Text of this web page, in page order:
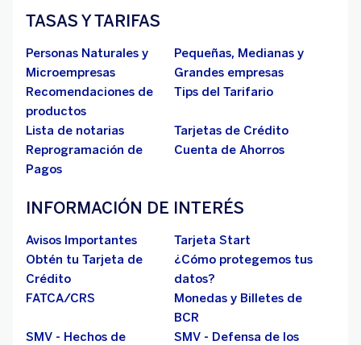
TASAS Y TARIFAS
Personas Naturales y
Microempresas
Pequeñas, Medianas y
Grandes empresas
Recomendaciones de
productos
Tips del Tarifario
Lista de notarias
Tarjetas de Crédito
Reprogramación de
Pagos
Cuenta de Ahorros
INFORMACIÓN DE INTERÉS
Avisos Importantes
Tarjeta Start
Obtén tu Tarjeta de
Crédito
¿Cómo protegemos tus
datos?
FATCA/CRS
Monedas y Billetes de
BCR
SMV - Hechos de
SMV - Defensa de los